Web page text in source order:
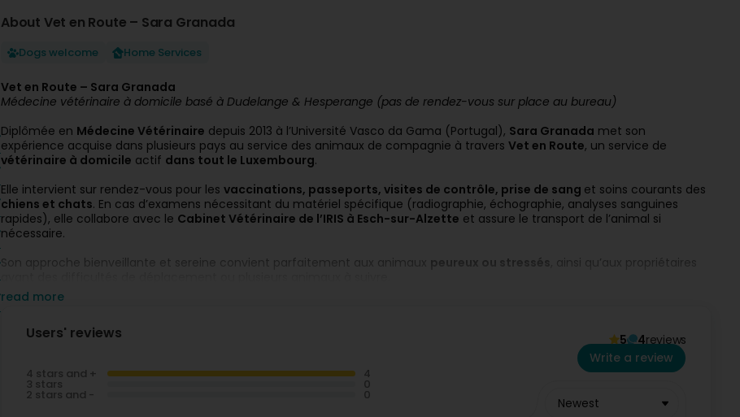
About Vet en Route – Sara Granada
Dogs welcome Home Services
Vet en Route – Sara Granada
Médecine vétérinaire à domicile basé à Dudelange & Hesperange (pas de rendez-vous sur place au bureau)
Diplômée en Médecine Vétérinaire depuis 2013 à l’Université Vasco da Gama (Portugal), Sara Granada met son
expérience acquise dans plusieurs pays au service des animaux de compagnie à travers Vet en Route, un service de
vétérinaire à domicile actif dans tout le Luxembourg.
Elle intervient sur rendez-vous pour les vaccinations, passeports, visites de contrôle, prise de sang et soins courants des
chiens et chats. En cas d’examens nécessitant du matériel spécifique (radiographie, échographie, analyses sanguines
rapides), elle collabore avec le Cabinet Vétérinaire de l’IRIS à Esch-sur-Alzette et assure le transport de l’animal si
nécessaire.
Son approche bienveillante et sereine convient parfaitement aux animaux peureux ou stressés
, ainsi qu’aux propriétaires
Prise de rendez-vous partéléphone, SMS, WhatsApp, e-mail ou réseaux sociaux
read more
Users' reviews 5 4reviews
4 stars and +
3 stars
2 stars and -
Write a review
Newest